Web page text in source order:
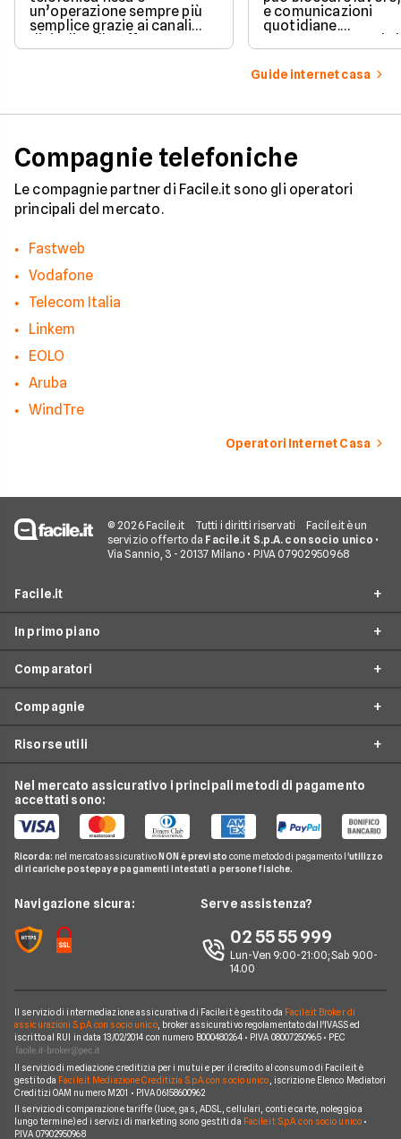
un’operazione sempre più
semplice grazie ai canali
integrate con internet casa.
e comunicazioni
quotidiane.
prevede strumenti
per ottenere un
risarcimento in
Guide internet casa
Compagnie telefoniche
Le compagnie partner di Facile.it sono gli operatori
principali del mercato.
Fastweb
Vodafone
Telecom Italia
Linkem
EOLO
Aruba
WindTre
Operatori Internet Casa
© 2026 Facile.it Tutti i diritti riservati
Facile.it è un
servizio offerto da Facile.it S.p.A. con socio unico •
Via Sannio, 3 - 20137 Milano • P.IVA 07902950968
Facile.it
Assicurazioni
Prestiti
Conti e Carte
Telefonia Mobile
Pay TV
Noleggio Lungo Termine
News
Chi siamo
Perché scegliere Facile.it
Mappa del sito
In primo piano
Offerte Fibra
Offerte ADSL
Offerte Internet Casa
Offerte Internet Partita Iva
Internet senza linea fissa
Comparatori
Migliore Connessione Internet
Offerte Internet Satellitare
Internet Seconda Casa
Offerte Internet Illimitato
Compagnie
Vodafone
Fastweb
Linkem
Tiscali
Wind Tre
Aruba
Eolo
Operatori Internet Casa
Risorse utili
Verifica Copertura Fibra Ottica
Internet Speed Test
Guide Internet Casa
Argomenti in evidenza internet casa
Notizie internet casa
Domande frequenti internet casa
Nel mercato assicurativo i principali metodi di pagamento
accettati sono:
Ricorda: nel mercato assicurativo NON è previsto come metodo di pagamento l'utilizzo
di ricariche postepay e pagamenti intestati a persone fisiche.
Navigazione sicura: Serve assistenza?
02 55 55 999
Lun-Ven 9:00-21:00; Sab 9.00-
14.00
Il servizio di intermediazione assicurativa di Facile.it è gestito da Facile.it Broker di
assicurazioni S.p.A. con socio unico, broker assicurativo regolamentato dall'IVASS ed
iscritto al RUI in data 13/02/2014 con numero B000480264 • P.IVA 08007250965 • PEC
Il servizio di mediazione creditizia per i mutui e per il credito al consumo di Facile.it è
gestito da Facile.it Mediazione Creditizia S.p.A. con socio unico , iscrizione Elenco Mediatori
Creditizi OAM numero M201 • P.IVA 06158600962
Il servizio di comparazione tariffe (luce, gas, ADSL, cellulari, conti e carte, noleggio a
lungo termine) ed i servizi di marketing sono gestiti da Facile.it S.p.A. con socio unico•
P.IVA 07902950968